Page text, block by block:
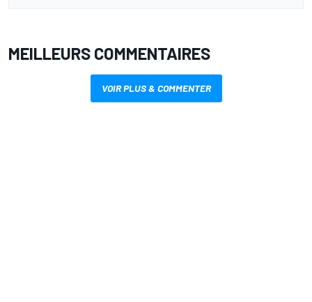
MEILLEURS COMMENTAIRES
VOIR PLUS & COMMENTER